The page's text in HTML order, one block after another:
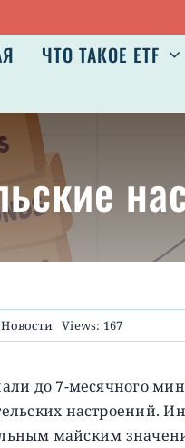
ЧТО ТАКОЕ ETF
Новости Views: 167
до 7-месячного
настроений.
майским